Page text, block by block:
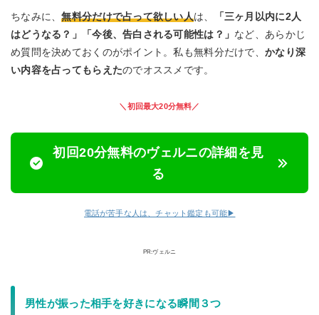
ちなみに、無料分だけで占って欲しい人は、
「三ヶ月以内に2人
はどうなる？」「今後、告白される可能性は？」 など、あらかじ
め質問を決めておくのがポイント。私も無料分だけで、 かなり深
い内容を占ってもらえたのでオススメです。
＼初回最大20分無料／
初回20分無料のヴェルニの詳細を見
る
電話が苦手な人は、チャット鑑定も可能▶︎
PR:ヴェルニ
男性が振った相手を好きになる瞬間３つ